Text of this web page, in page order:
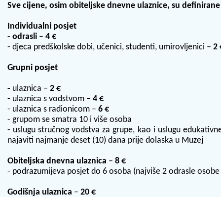
Sve cijene, osim obiteljske dnevne ulaznice, su
Individualni posjet
- odrasli – 4 €
- djeca predškolske dobi, učenici, studenti, umirovljenici – 2
Grupni posjet
- ulaznica – 2 €
- ulaznica s vodstvom – 4 €
- ulaznica s radionicom – 6 €
- grupom se smatra 10 i više osoba
- uslugu stručnog vodstva za grupe, kao i uslugu
najaviti najmanje deset (10) dana prije dolaska u Muzej
Obiteljska dnevna ulaznica – 8 €
- podrazumijeva posjet do 6 osoba (najviše 2 odrasle
Godišnja ulaznica – 20 €